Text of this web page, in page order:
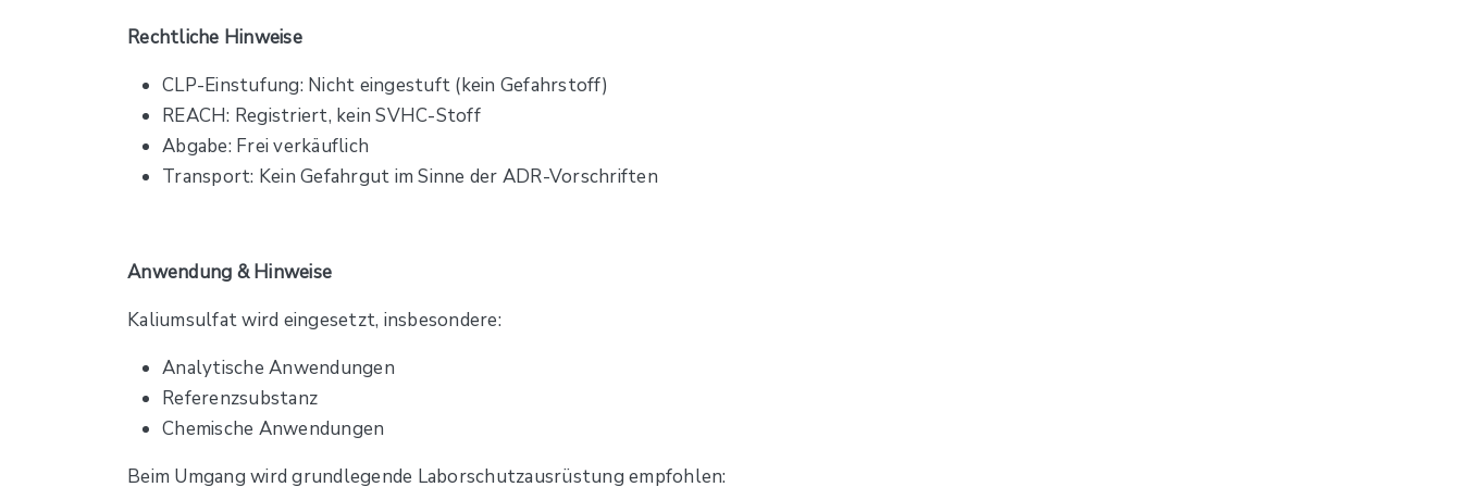
Rechtliche Hinweise
CLP-Einstufung: Nicht eingestuft (kein Gefahrstoff)
REACH: Registriert, kein SVHC-Stoff
Abgabe: Frei verkäuflich
Transport: Kein Gefahrgut im Sinne der ADR-Vorschriften
Anwendung & Hinweise
Kaliumsulfat wird eingesetzt, insbesondere:
Analytische Anwendungen
Referenzsubstanz
Chemische Anwendungen
Beim Umgang wird grundlegende Laborschutzausrüstung empfohlen: